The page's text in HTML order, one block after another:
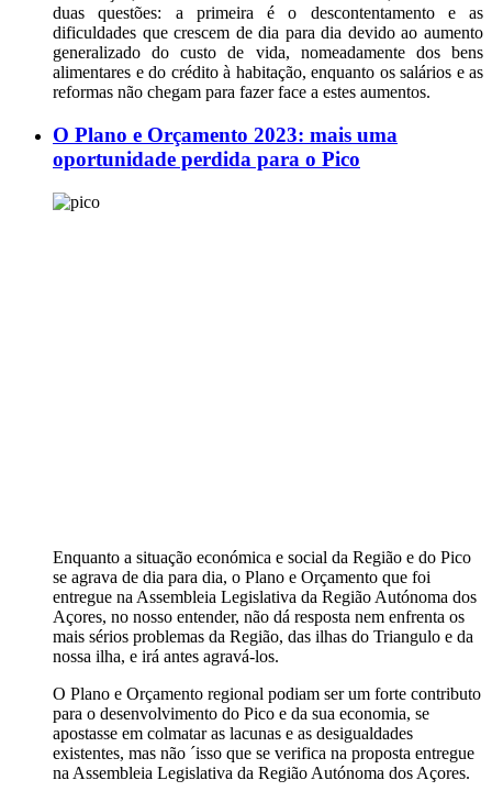
duas questões: a primeira é o descontentamento e as
dificuldades que crescem de dia para dia devido ao aumento
generalizado do custo de vida, nomeadamente dos bens
alimentares e do crédito à habitação, enquanto os salários e as
reformas não chegam para fazer face a estes aumentos.
O Plano e Orçamento 2023: mais uma
oportunidade perdida para o Pico
Enquanto a situação económica e social da Região e do Pico
se agrava de dia para dia, o Plano e Orçamento que foi
entregue na Assembleia Legislativa da Região Autónoma dos
Açores, no nosso entender, não dá resposta nem enfrenta os
mais sérios problemas da Região, das ilhas do Triangulo e da
nossa ilha, e irá antes agravá-los.
O Plano e Orçamento regional podiam ser um forte contributo
para o desenvolvimento do Pico e da sua economia, se
apostasse em colmatar as lacunas e as desigualdades
existentes, mas não ´isso que se verifica na proposta entregue
na Assembleia Legislativa da Região Autónoma dos Açores.